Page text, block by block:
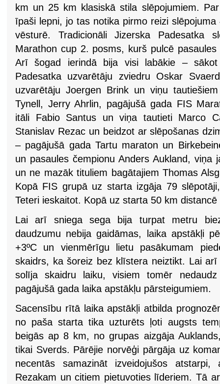
km un 25 km klasiskā stila slēpojumiem.
īpaši lepni, jo tas notika pirmo reizi
vēsturē. Tradicionāli Jizerska Padesatka
Marathon cup 2. posms, kurš pulcē
Arī šogad ierindā bija visi labākie –
Padesatka uzvarētāju zviedru Oskar
uzvarētāju Joergen Brink un viņu
Tynell, Jerry Ahrlin, pagājušā gada FIS
itāli Fabio Santus un viņa tautieti Marco
Stanislav Rezac un beidzot ar slēpošanas
– pagājušā gada Tartu maraton un
un pasaules čempionu Anders Aukland, viņa
un ne mazāk tituliem bagātajiem Thomas
Kopā FIS grupā uz starta izgāja 79
Teteri ieskaitot. Kopā uz starta 50 km
Lai arī sniega sega bija turpat metru
daudzumu nebija gaidāmas, laika apstākļi
+3ºC un vienmērīgu lietu pasākumam
skaidrs, ka šoreiz bez klīstera neiztikt. Lai
solīja skaidru laiku, visiem tomēr
pagājušā gada laika apstākļu pārsteigumiem.
Sacensību rītā laika apstākļi atbilda
no paša starta tika uzturēts ļoti augsts
beigās ap 8 km, no grupas aizgāja
tikai Sverds. Pārējie norvēģi pārgāja uz
necentās samazināt izveidojušos
Rezakam un citiem pietuvoties līderiem. Tā